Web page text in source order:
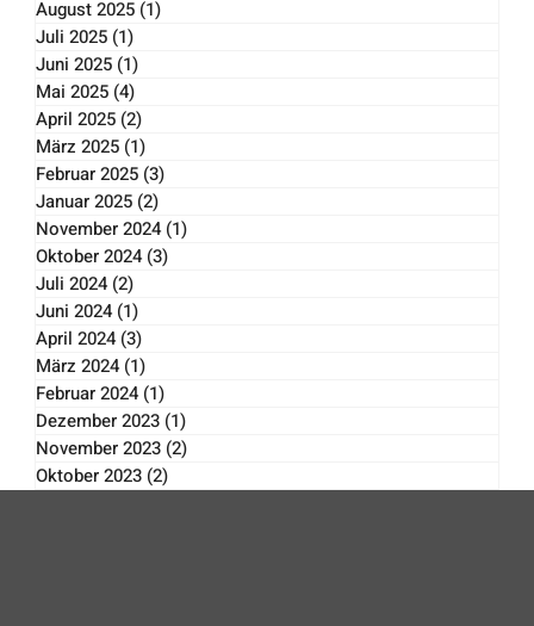
September 2025
August 2025
Juli 2025(1)1 Beitrag
Juni 2025 (1)
Mai 2025(4)4 Beiträge
April 2025 (2)2 Beiträge
März 2025(1)1 Beitrag
Februar 2025 (3)
Januar 2025(2)2 Beiträge
November 2024(1)
Oktober 2024
Juli 2024(2)2 Beiträge
Juni 2024 (1)1 Beitrag
April 2024 (3)3 Beiträge
März 2024(1)1 Beitrag
Februar 2024(1) 1 Beitrag
Dezember 2023 (1)1 Beitrag
November 2023(2)2 Beiträge